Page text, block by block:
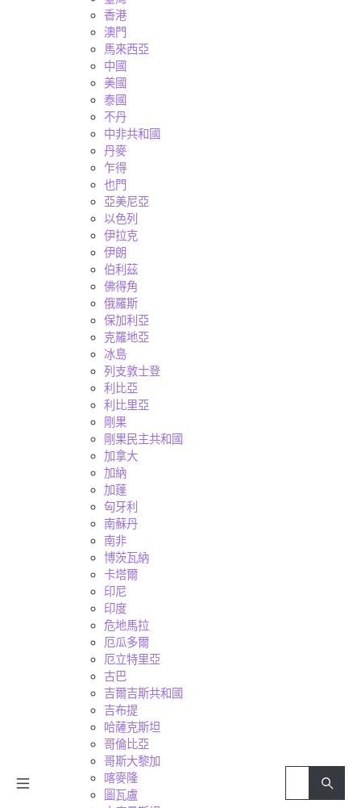
香港
澳門
馬來西亞
中國
美國
泰國
不丹
中非共和國
丹麥
乍得
也門
亞美尼亞
以色列
伊拉克
伊朗
伯利茲
佛得角
俄羅斯
保加利亞
克羅地亞
冰島
列支敦士登
利比亞
利比里亞
剛果
剛果民主共和國
加拿大
加納
加蓬
匈牙利
南蘇丹
南非
博茨瓦納
卡塔爾
印尼
印度
危地馬拉
厄瓜多爾
厄立特里亞
古巴
吉爾吉斯共和國
吉布提
哈薩克斯坦
哥倫比亞
哥斯大黎加
喀麥隆
圖瓦盧